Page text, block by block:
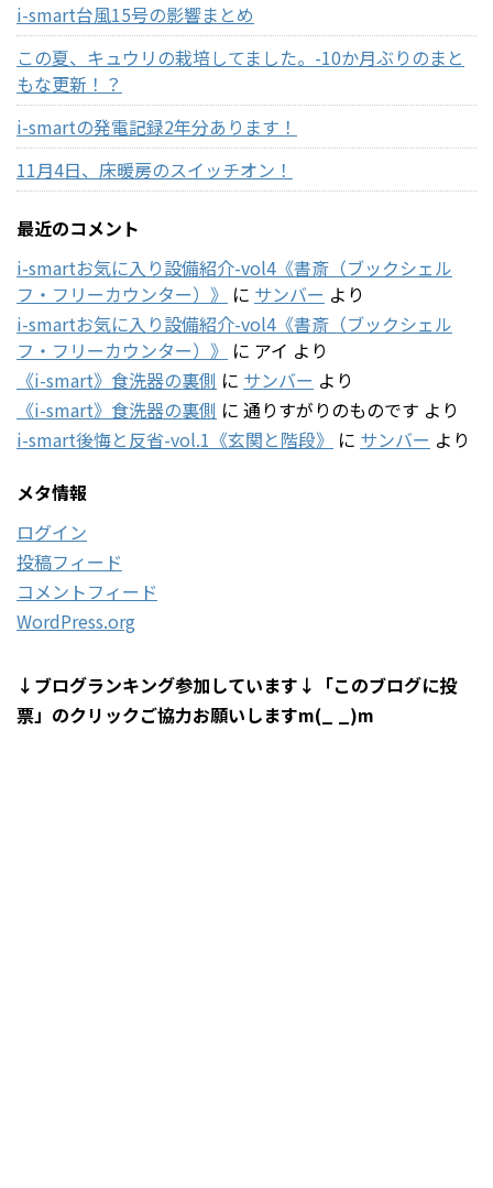
i-smart台風15号の影響まとめ
この夏、キュウリの栽培してました。-10か月ぶりのまと
もな更新！？
i-smartの発電記録2年分あります！
11月4日、床暖房のスイッチオン！
最近のコメント
i-smartお気に入り設備紹介-vol4《書斎（ブックシェル
フ・フリーカウンター）》 に サンバー より
i-smartお気に入り設備紹介-vol4《書斎（ブックシェル
フ・フリーカウンター）》 に アイ より
《i-smart》食洗器の裏側 に サンバー より
《i-smart》食洗器の裏側 に 通りすがりのものです より
i-smart後悔と反省-vol.1《玄関と階段》 に サンバー より
メタ情報
ログイン
投稿フィード
コメントフィード
WordPress.org
↓ブログランキング参加しています↓「このブログに投
票」のクリックご協力お願いしますm(_ _)m